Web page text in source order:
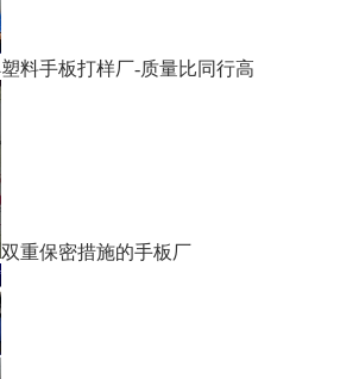
塑料手板打样厂-质量比同行高
双重保密措施的手板厂